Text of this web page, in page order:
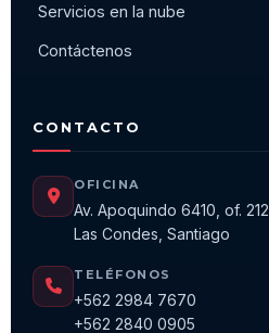
Servicios en la nube
Contáctenos
CONTACTO
OFICINA
Av. Apoquindo 6410, of. 212
Las Condes, Santiago
TELÉFONOS
+562 2984 7670
+562 2840 0905